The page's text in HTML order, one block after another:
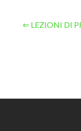
⇐ LEZIONI DI